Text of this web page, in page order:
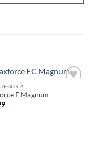
F Magnum